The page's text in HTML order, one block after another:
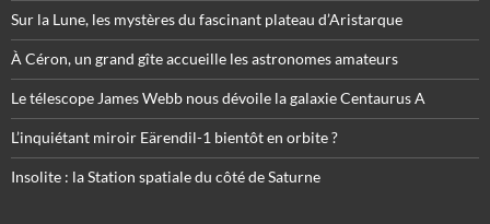
Sur la Lune, les mystères du fascinant plateau d’Aristarque
À Céron, un grand gîte accueille les astronomes amateurs
Le télescope James Webb nous dévoile la galaxie Centaurus A
L’inquiétant miroir Eärendil-1 bientôt en orbite ?
Insolite : la Station spatiale du côté de Saturne